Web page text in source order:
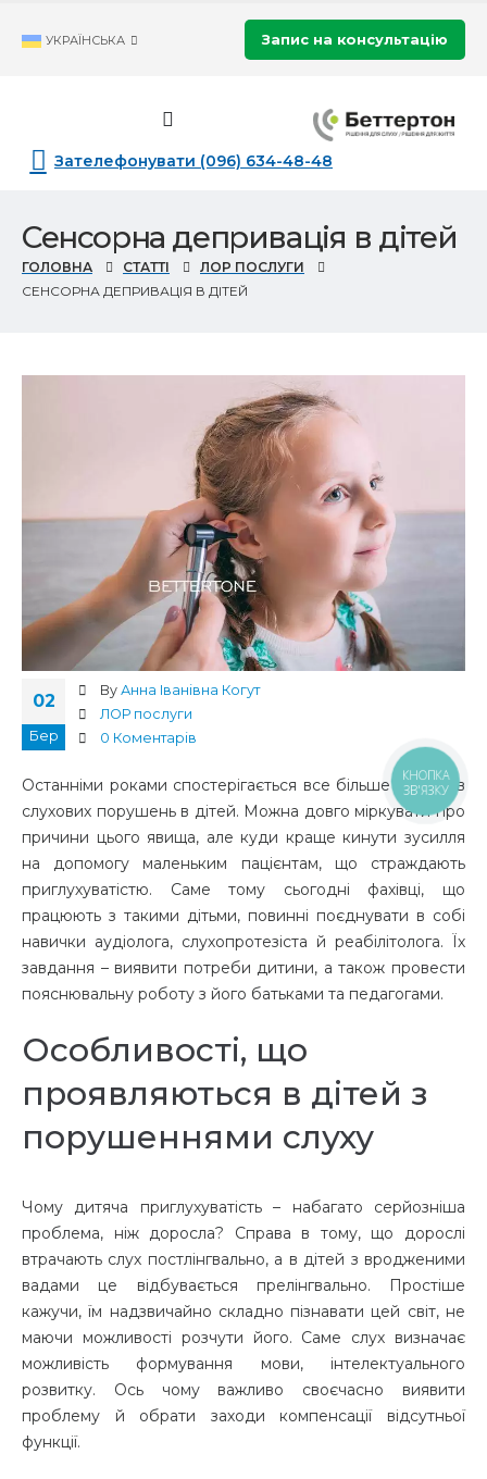
УКРАЇНСЬКА Запис на консультацію
Зателефонувати (096) 634-48-48
Сенсорна депривація в дітей
ГОЛОВНА СТАТТІ
ЛОР ПОСЛУГИ
СЕНСОРНА ДЕПРИВАЦІЯ В ДІТЕЙ
02
Бер
By Анна Іванівна Когут
ЛОР послуги
0 Коментарів
Останніми роками спостерігається все більше випадків
слухових порушень в дітей. Можна довго міркувати про
причини цього явища, але куди краще кинути зусилля
на допомогу маленьким пацієнтам, що страждають
приглухуватістю. Саме тому сьогодні фахівці, що
працюють з такими дітьми, повинні поєднувати в собі
навички аудіолога, слухопротезіста й реабілітолога. Їх
завдання – виявити потреби дитини, а також провести
пояснювальну роботу з його батьками та педагогами.
Особливості, що
проявляються в дітей з
порушеннями слуху
Чому дитяча приглухуватість – набагато серйозніша
проблема, ніж доросла? Справа в тому, що дорослі
втрачають слух постлінгвально, а в дітей з вродженими
вадами це відбувається прелінгвально. Простіше
кажучи, їм надзвичайно складно пізнавати цей світ, не
маючи можливості розчути його. Саме слух визначає
можливість формування мови, інтелектуального
розвитку. Ось чому важливо своєчасно виявити
проблему й обрати заходи компенсації відсутньої
функції.
КНОПКА
ЗВ'ЯЗКУ